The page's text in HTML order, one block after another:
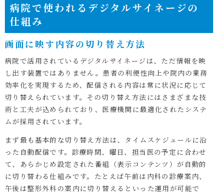
病院で使われるデジタルサイネージの
仕組み
画面に映す内容の切り替え方法
病院で活用されているデジタルサイネージは、ただ情報を映
し出す装置ではありません。患者の利便性向上や院内の業務
効率化を実現するため、配信される内容は常に状況に応じて
切り替えられています。その切り替え方法にはさまざまな技
術と工夫が込められており、医療機関に最適化されたシステ
ムが採用されています。
まず最も基本的な切り替え方法は、タイムスケジュールに沿
った自動配信です。診療時間、曜日、担当医の予定に合わせ
て、あらかじめ設定された番組（表示コンテンツ）が自動的
に切り替わる仕組みです。たとえば午前は内科の診療案内、
午後は整形外科の案内に切り替えるといった運用が可能で